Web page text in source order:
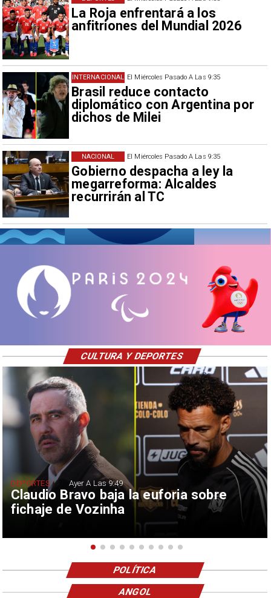
La Roja enfrentará a los
anfitriones del Mundial 2026
El Miércoles Pasado A Las 9:35
Brasil reduce contacto
diplomático con Argentina por
dichos de Milei
INTERNACIONAL
El Miércoles Pasado A Las 9:35
Gobierno despacha a ley la
megarreforma: Alcaldes
recurrirán al TC
NACIONAL
Claudio Bravo baja la euforia sobre
fichaje de Vozinha
DEPORTES Ayer A Las 9:49
CULTURA Y DEPORTES
POLÍTICA
ANGOL